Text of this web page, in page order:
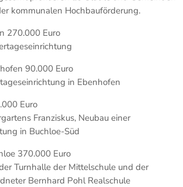
kommunalen Hochbauförderung.
270.000 Euro
90.000 Euro
in Ebenhofen
Euro
Franziskus, Neubau einer
in Buchloe-Süd
370.000 Euro
Turnhalle der Mittelschule und der
Bernhard Pohl Realschule